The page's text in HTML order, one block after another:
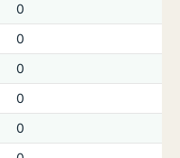
0
0
0
0
0